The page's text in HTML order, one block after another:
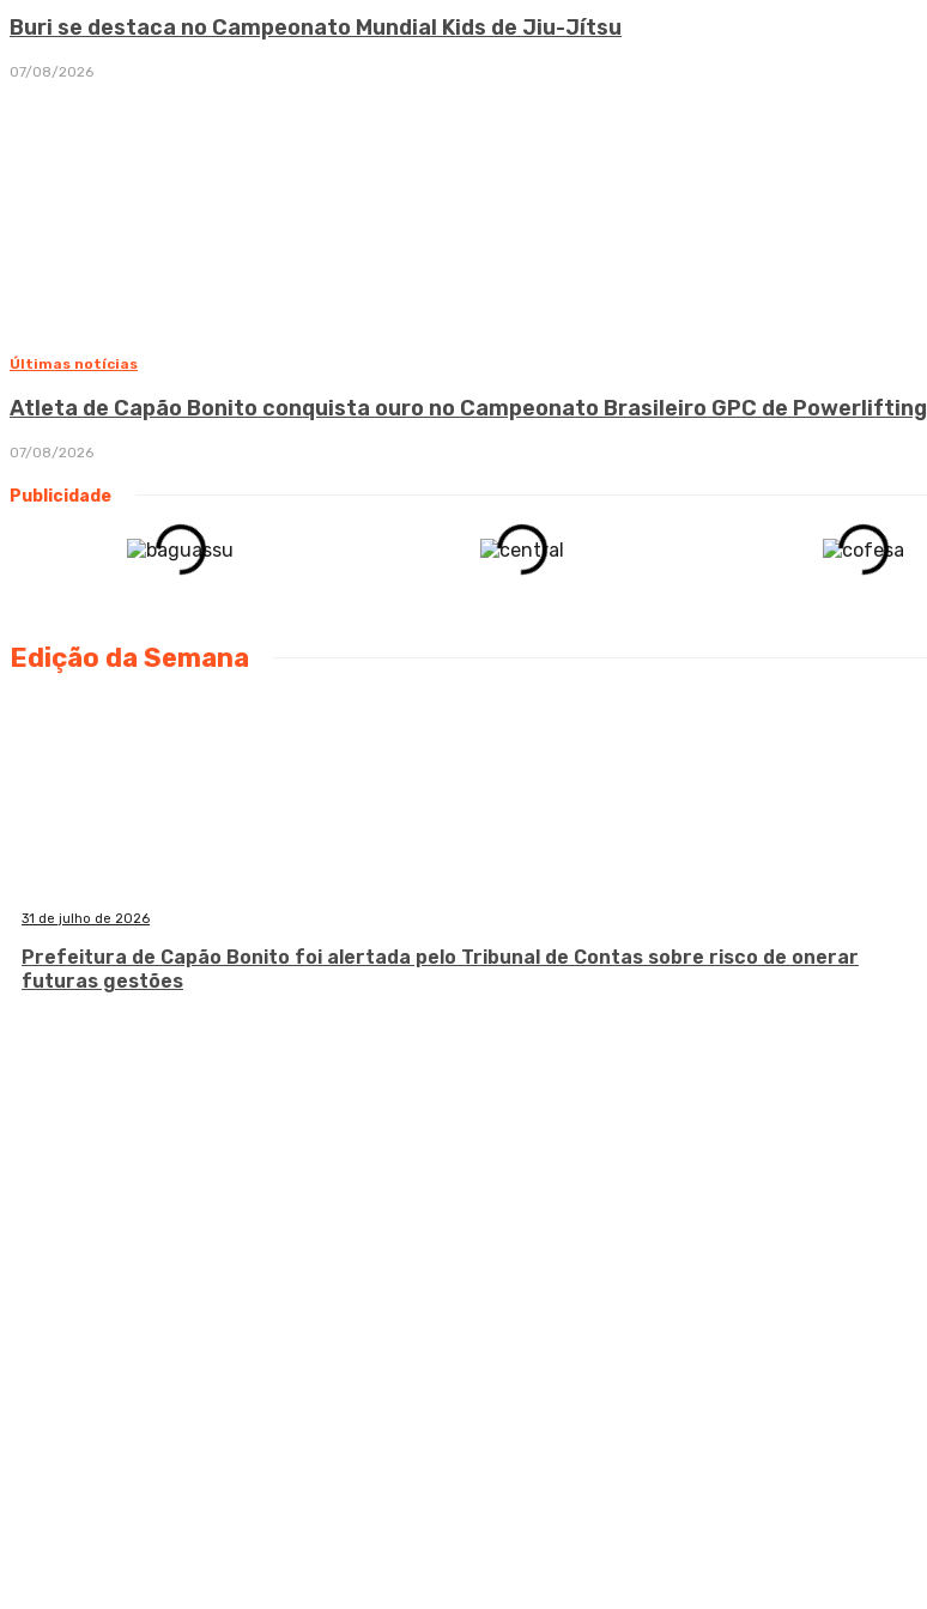
Buri se destaca no Campeonato Mundial Kids de Jiu-Jítsu
07/08/2026
Últimas notícias
Atleta de Capão Bonito conquista ouro no Campeonato Brasileiro GPC de Powerlifting
07/08/2026
Publicidade
Edição da Semana
31 de julho de 2026
Prefeitura de Capão Bonito foi alertada pelo Tribunal de Contas sobre risco de onerar
futuras gestões